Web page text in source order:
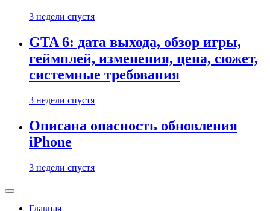
3 недели спустя
GTA 6: дата выхода, обзор игры,
геймплей, изменения, цена, сюжет,
системные требования
3 недели спустя
Описана опасность обновления
iPhone
3 недели спустя
Главная